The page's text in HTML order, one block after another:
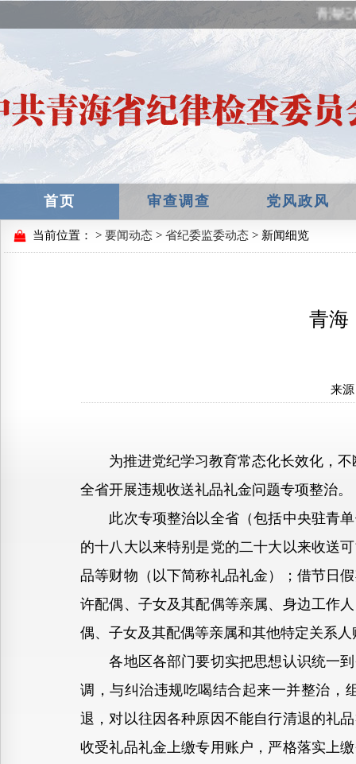
青海纪
首页 审查调查 党风政风
当前位置： > 要闻动态 > 省纪委监委动态 > 新闻细览
青海
来
为推进党纪学习教育常态化长效化，不
全省开展违规收送礼品礼金问题专项整治。
此次专项整治以全省（包括中央驻青单
的十八大以来特别是党的二十大以来收送
品等财物（以下简称礼品礼金）；借节日
许配偶、子女及其配偶等亲属、身边工作
偶、子女及其配偶等亲属和其他特定关系
各地区各部门要切实把思想认识统一到
调，与纠治违规吃喝结合起来一并整治，
退，对以往因各种原因不能自行清退的礼
收受礼品礼金上缴专用账户，严格落实上